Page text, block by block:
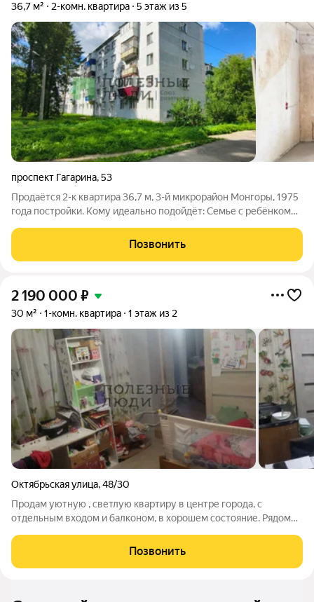
36,7 м² 2-комн. квартира 5 этаж из 5
проспект Гагарина,53
Продаётся 2-к квартира 36,7 м, 3-й микрорайон Монгоры, 1975
года постройки. Кому идеально подойдёт: Семье с ребёнком
отделка
Позвонить
2 190 000 ₽
30 м² 1-комн. квартира 1 этаж из 2
Октябрьская улица,48/30
Продам уютную , светлую квартиру в центре города, с
отдельным входом и балконом, в хорошем состояние. Рядом
просмотр и покупку!!! Арт. 127877507
Позвонить